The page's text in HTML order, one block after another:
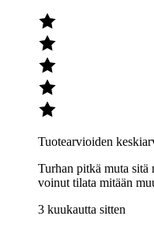
Tuotearvioiden
Turhan pitkä muta sitä
voinut tilata mitään
3 kuukautta sitten